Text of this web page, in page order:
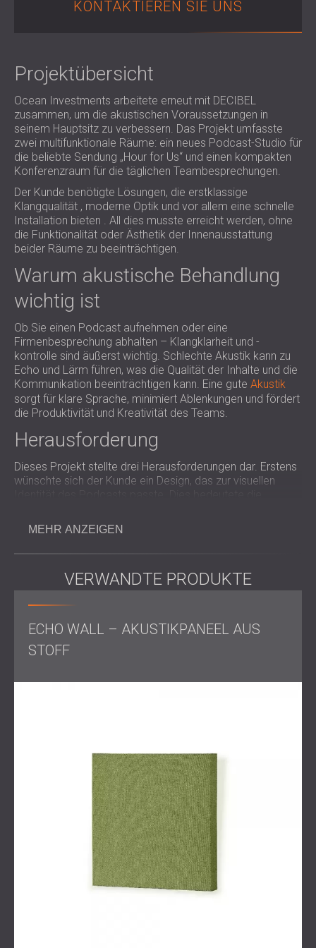
SCHALLSCHUTZ UND AKUSTIK FÜR
AKUSTIKLÖSUNGEN FÜR
EINZELHANDELSFLÄCHEN
SCHALLSCHUTZ UND AKUSTIK FÜR
BILDUNGSEINRICHTUNGEN
SCHALLSCHUTZ UND AKUSTIK FÜR
GESUNDHEITSEINRICHTUNGE
SCHALLSCHUTZ UND
AKUSTIKLÖSUNGEN FÜR DEN
AUDIOLOGIEBEREICH
SCHALLDÄMMUNG UND
AKUSTIKLÖSUNGEN FÜR
RECHENZENTREN
POLAND (PL)
USA (US)
SOUTH AFRICA (ZA)
KONTAKTIEREN SIE UNS
Projektübersicht
Ocean Investments arbeitete erneut mit DECIBEL
zusammen, um die akustischen Voraussetzungen in
seinem Hauptsitz zu verbessern. Das Projekt umfasste
zwei multifunktionale Räume: ein neues Podcast-Studio für
die beliebte Sendung „Hour for Us“ und einen kompakten
Konferenzraum für die täglichen Teambesprechungen.
Der Kunde benötigte Lösungen, die erstklassige
Klangqualität , moderne Optik und vor allem eine schnelle
Installation bieten . All dies musste erreicht werden, ohne
die Funktionalität oder Ästhetik der Innenausstattung
beider Räume zu beeinträchtigen.
Warum akustische Behandlung
wichtig ist
Ob Sie einen Podcast aufnehmen oder eine
Firmenbesprechung abhalten – Klangklarheit und -
kontrolle sind äußerst wichtig. Schlechte Akustik kann zu
Echo und Lärm führen, was die Qualität der Inhalte und die
Kommunikation beeinträchtigen kann. Eine gute Akustik
sorgt für klare Sprache, minimiert Ablenkungen und fördert
die Produktivität und Kreativität des Teams.
Herausforderung
Dieses Projekt stellte drei Herausforderungen dar. Erstens
wünschte sich der Kunde ein Design, das zur visuellen
einem modernen und eleganten Look. Zweitens war der
Start der ersten Podcast-Folgen nur drei Wochen nach
Projektbeginn geplant, sodass nur wenig Zeit für Design,
der Podcast-Raum über leichte Trennwände, durch die viel
Schall aus den umliegenden Räumen drang. Dies
erforderte für das DECIBEL-Team einen kombinierten
Ansatz für Schallschutz und Innenarchitektur unter engen
Zeitvorgaben.
Arbeitsumfang
Anwendung von Echo Wall Panels und WAVO
Perforated Wood Panels für eine breitbandige
Akustikbehandlung
Endgültiges Layout, Farbgenehmigung, vollständige
Installation, Kalibrierung und Messung.
DECIBEL begann mit detaillierten 3D-Simulationen, um das
optimale Gleichgewicht zwischen Schallabsorption und -
diffusion zu berechnen. Das Podcast-Studio wurde mit
MEHR ANZEIGEN
VERWANDTE PRODUKTE
ECHO WALL – AKUSTIKPANEEL AUS
STOFF